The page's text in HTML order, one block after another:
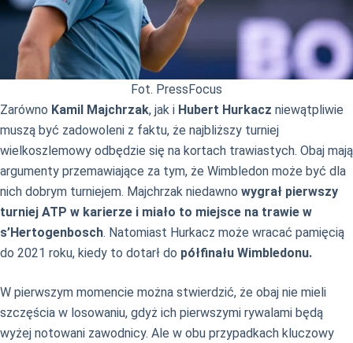
Fot. PressFocus
Zarówno Kamil Majchrzak, jak i Hubert Hurkacz niewątpliwie
muszą być zadowoleni z faktu, że najbliższy turniej
wielkoszlemowy odbędzie się na kortach trawiastych. Obaj mają
argumenty przemawiające za tym, że Wimbledon może być dla
nich dobrym turniejem. Majchrzak niedawno wygrał pierwszy
turniej ATP w karierze i miało to miejsce na trawie w
s’Hertogenbosch. Natomiast Hurkacz może wracać pamięcią
do 2021 roku, kiedy to dotarł do półfinału Wimbledonu.
W pierwszym momencie można stwierdzić, że obaj nie mieli
szczęścia w losowaniu, gdyż ich pierwszymi rywalami będą
wyżej notowani zawodnicy. Ale w obu przypadkach kluczowy